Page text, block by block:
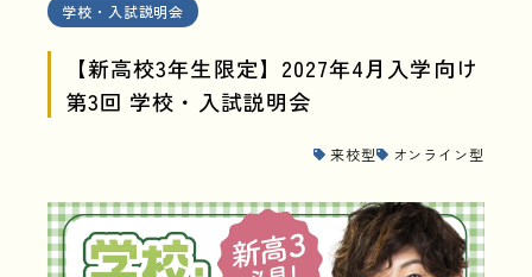
保護者の方
学校関係者の方
企業の方
資格・就職
入学案内
学園生活
高校3年生の方
学校・入試説明会
【新高校3年生限定】2027年4月入学向け
第3回 学校・入試説明会
来校型 オンライン型